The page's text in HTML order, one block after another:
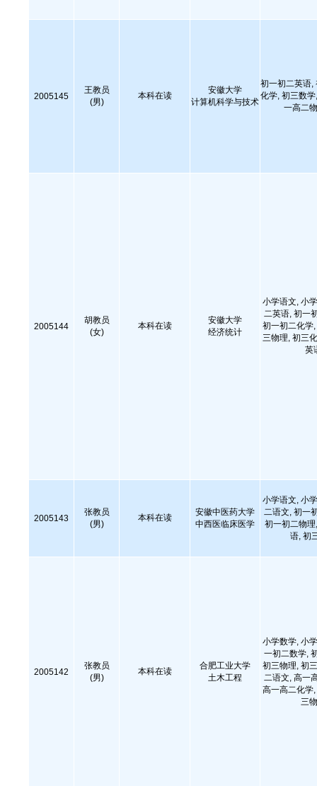
2005145
王教员
(男)
本科在读
安徽大学
计算机科学与技术
初一初二英语,
化学, 初三数
一高二
2005144
胡教员
(女)
本科在读
安徽大学
经济统计
小学语文, 小
二英语, 初一
初一初二化学
三物理, 初三
英
2005143
张教员
(男)
本科在读
安徽中医药大学
中西医临床医学
小学语文, 小
二语文, 初一
初一初二物
语, 初
2005142
张教员
(男)
本科在读
合肥工业大学
土木工程
小学数学, 小
一初二数学,
初三物理, 初
二语文, 高一
高一高二化学
三